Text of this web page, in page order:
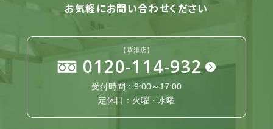
お気軽にお問い合わせください
【草津店】
0120-114-932
受付時間：9:00～17:00
定休日：火曜・水曜